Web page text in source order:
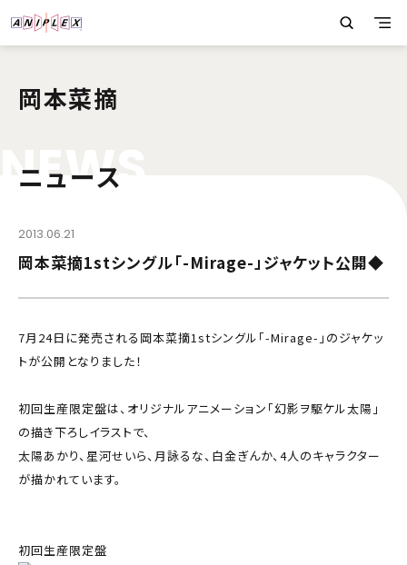
岡本菜摘
NEWS
ニュース
2013.06.21
岡本菜摘1stシングル「-Mirage-」ジャケット公開◆
7月24日に発売される岡本菜摘1stシングル「-Mirage-」のジャケッ
トが公開となりました！
初回生産限定盤は、オリジナルアニメーション「幻影ヲ駆ケル太陽」
の描き下ろしイラストで、
太陽あかり、星河せいら、月詠るな、白金ぎんか、4人のキャラクター
が描かれています。
初回生産限定盤